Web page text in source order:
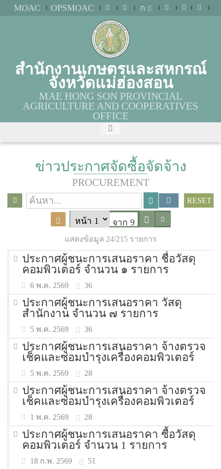
MOAC OPSMOAC ก
สำนักงานเกษตรและสหกรณ์
จังหวัดแม่ฮ่องสอน
MAE HONG SON PROVINCIAL
AGRICULTURE AND COOPERATIVES
OFFICE
ข่าวประกาศจัดซื้อจัดจ้าง
PROCUREMENT
RESET
จาก 9
แสดงข้อมูล 24/215 รายการ
ประกาศผู้ชนะการเสนอราคา ชื่อวัสดุ
คอมพิวเตอร์ จำนวน ๑ รายการ
6 พ.ค. 2569 36
ประกาศผู้ชนะการเสนอราคา วัสดุ
สำนักงาน จำนวน ๗ รายการ
5 พ.ค. 2569 36
ประกาศผู้ชนะการเสนอราคา จ้างตรวจ
เช็คและซ่อมบำรุงเครื่องคอมพิวเตอร์
5 พ.ค. 2569 28
ประกาศผู้ชนะการเสนอราคา จ้างตรวจ
เช็คและซ่อมบำรุงเครื่องคอมพิวเตอร์
1 พ.ค. 2569 28
ประกาศผู้ชนะการเสนอราคา ซื้อวัสดุ
คอมพิวเตอร์ จำนวน 1 รายการ
18 ก.พ. 2569 51